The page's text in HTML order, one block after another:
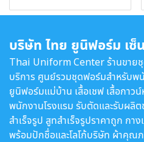
บริษัท ไทย ยูนิฟอร์ม เซ็
Thai Uniform Center ร้านขาย
บริการ ศูนย์รวมชุดฟอร์มสำหรับพ
ยูนิฟอร์มแม่บ้าน เสื้อเชฟ เสื้อกาว
พนักงานโรงแรม รับตัดและรับผลิ
สำเร็จรูป สูทสำเร็จรูปราคาถูก ก
พร้อมปักชื่อและโลโก้บริษัท ผ้าคุณ